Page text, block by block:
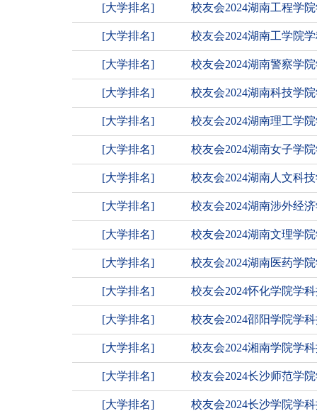
[大学排名] 校友会2024湖南工程学
[大学排名] 校友会2024湖南工学院
[大学排名] 校友会2024湖南警察学
[大学排名] 校友会2024湖南科技学
[大学排名] 校友会2024湖南理工学
[大学排名] 校友会2024湖南女子学
[大学排名] 校友会2024湖南人文科
[大学排名] 校友会2024湖南涉外经
[大学排名] 校友会2024湖南文理学
[大学排名] 校友会2024湖南医药学
[大学排名] 校友会2024怀化学院学
[大学排名] 校友会2024邵阳学院学
[大学排名] 校友会2024湘南学院学
[大学排名] 校友会2024长沙师范学
[大学排名] 校友会2024长沙学院学